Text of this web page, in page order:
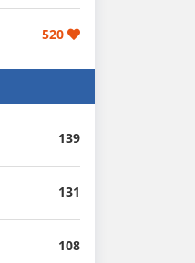
520
139
131
108